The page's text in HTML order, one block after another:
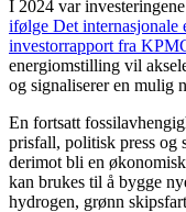
I 2024 var
ifølge Det internasjonale
investorrapport fra
energiomstilling vil
og signaliserer en mulig
En fortsatt
prisfall, politisk press og
derimot bli en
kan brukes til å bygge
hydrogen, grønn